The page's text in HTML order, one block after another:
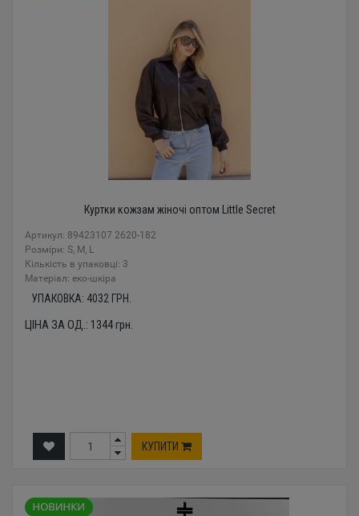
Куртки кожзам жіночі оптом Little Secret
Артикул: 89423107 2620-182
Розміри: S, M, L
Кількість в упаковці: 3
Mатеріал: еко-шкіра
УПАКОВКА: 4032 ГРН.
ЦІНА ЗА ОД.: 1344грн.
КУПИТИ